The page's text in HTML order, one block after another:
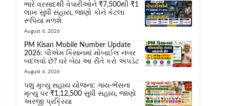
ભારે વરસાદથી વેપારીઓને ₹7,500થી ₹1
લાખ સુધી સહાય, જાણો કોને કેટલા
રૂપિયા મળશે
August 6, 2026
PM Kisan Mobile Number Update
2026: પીએમ કિસાનમાં મોબાઈલ નંબર
બદલવો છે? ઘરે બેઠા આ રીતે કરો અપડેટ
August 6, 2026
પશુ મૃત્યુ સહાય યોજના: ગાય-ભેંસના
મૃત્યુ પર ₹1,12,500 સુધી સહાય, જાણો
અરજી પ્રક્રિયા